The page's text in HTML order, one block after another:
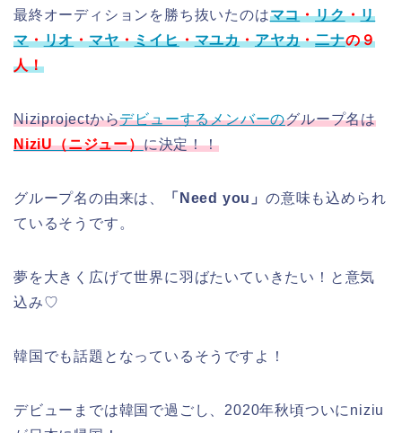
最終オーディションを勝ち抜いたのはマコ・リク・リ
マ・リオ・マヤ・ミイヒ・マユカ・アヤカ・二ナの９
人！
Niziprojectからデビューするメンバーのグループ名は
NiziU（ニジュー）に決定！！
グループ名の由来は、 「Need you」 の意味も込められ
ているそうです。
夢を大きく広げて世界に羽ばたいていきたい！と意気
込み♡
韓国でも話題となっているそうですよ！
デビューまでは韓国で過ごし、2020年秋頃ついにniziu